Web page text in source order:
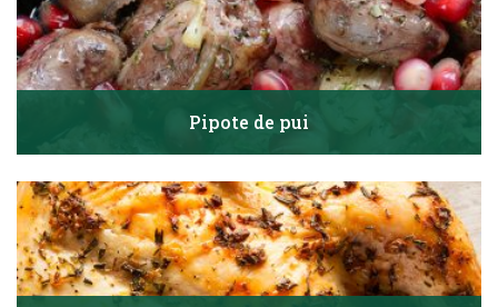
Pipote de pui